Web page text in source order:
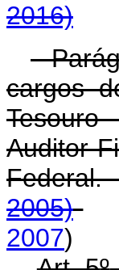
2016)
cargos
2005)
2007